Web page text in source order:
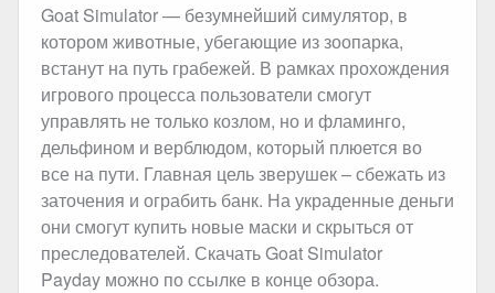
Goat Simulator — безумнейший симулятор, в
котором животные, убегающие из зоопарка,
встанут на путь грабежей. В рамках прохождения
игрового процесса пользователи смогут
управлять не только козлом, но и фламинго,
дельфином и верблюдом, который плюется во
все на пути. Главная цель зверушек – сбежать из
заточения и ограбить банк. На украденные деньги
они смогут купить новые маски и скрыться от
преследователей. Скачать Goat Simulator
Payday можно по ссылке в конце обзора.